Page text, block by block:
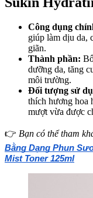
Công dụng
giúp làm dịu da,
giãn.
Thành phần:
dưỡng da, tăng
môi trường.
Đối tượng sử
thích hương hoa
mượt vừa được
👉 Bạn có thể tham
Bằng Dạng Phun
Mist Toner 125ml